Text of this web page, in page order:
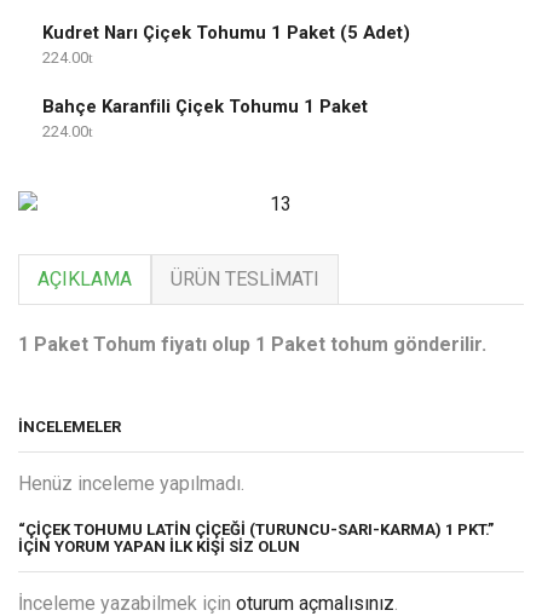
Kudret Narı Çiçek Tohumu 1 Paket (5 Adet)
224.00
Bahçe Karanfili Çiçek Tohumu 1 Paket
224.00
AÇIKLAMA ÜRÜN TESLIMATI
1 Paket Tohum fiyatı olup 1 Paket tohum gönderilir.
İNCELEMELER
Henüz inceleme yapılmadı.
“ÇIÇEK TOHUMU LATIN ÇIÇEĞI (TURUNCU-SARI-KARMA) 1 PKT.”
IÇIN YORUM YAPAN ILK KIŞI SIZ OLUN
İnceleme yazabilmek için oturum açmalısınız